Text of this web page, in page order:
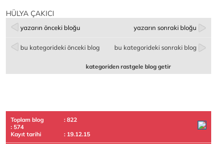
HÜLYA ÇAKICI
yazarın önceki bloğu yazarın sonraki bloğu
bu kategorideki önceki blog bu kategorideki sonraki blog
kategoriden rastgele blog getir
Toplam blog
: 822
: 574
Kayıt tarihi
: 19.12.15